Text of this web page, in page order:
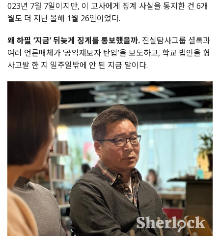
023년 7월 7일이지만, 이 교사에게 징계 사실을 통지한 건 6개
월도 더 지난 올해 1월 26일이었다.
왜 하필 ‘지금’ 뒤늦게 징계를 통보했을까. 진실탐사그룹 셜록과
여러 언론매체가 ‘공익제보자 탄압’을 보도하고, 학교 법인을 형
사고발 한 지 일주일밖에 안 된 지금 말이다.